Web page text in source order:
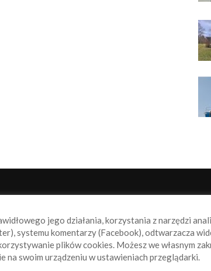
dla wszystkich, którzy szukają aktualnych
żeglarstwa, świata motorowodniactwa i
jego działania, korzystania z narzędzi
systemu komentarzy (Facebook), odtwarzacza
plików cookies. Możesz we własnym
na swoim urządzeniu w ustawieniach przeglądarki.